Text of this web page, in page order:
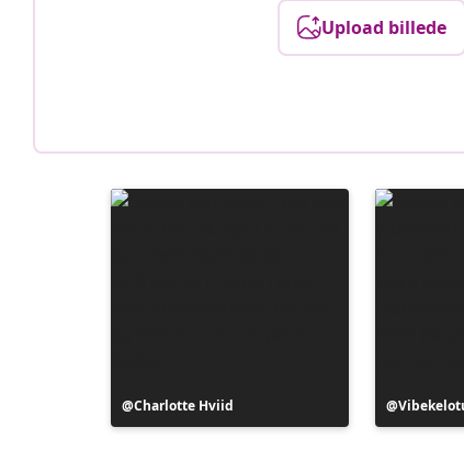
Upload billede
Opslag
offentliggjort
Charlotte Hviid
Opslag